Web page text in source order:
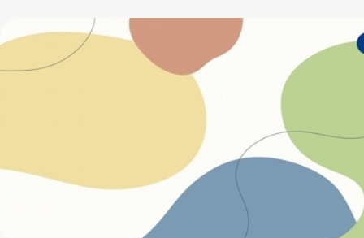
金的效果！說到戒菸，難就難在，在戒菸期間，情緒很容易受到波
暴飲暴食有之，整天懶洋洋有之，動不動就怒氣衝天有之，這些宛
身的症頭，其實才是戒菸的最難關卡。大林慈濟醫院健康管理中心
惠真指出，戒菸的第一步，應將旁人的力量匯聚起來，像是在下定
的第一時間，最好能詔告身旁所有親朋好友，藉此引來支持與監督
此外，家中更可以張貼海報，宣示不吸菸的決心。四大戒菸症頭
闊天空倘碰到生氣、疲倦、寂寞、饑餓的話，在生氣怨恨時可以
場，深呼吸15下，或從1數到100；感覺寂寞時則可以找事情來做
聊天、培養其他嗜好等；疲倦時可以養成充足的睡眠及適度休息；
多補充蔬菜水果。今年四十四歲的張義協，就是最好的戒菸典範，
歲時，因同儕的關係，開始學會抽菸，又加上工作環境，菸癮愈來